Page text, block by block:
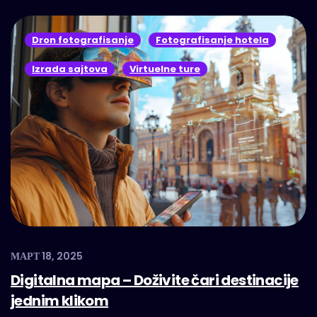
Dron fotografisanje Fotografisanje hotela
Izrada sajtova Virtuelne ture
МАРТ 18, 2025
Digitalna mapa – Doživite čari destinacije
jednim klikom